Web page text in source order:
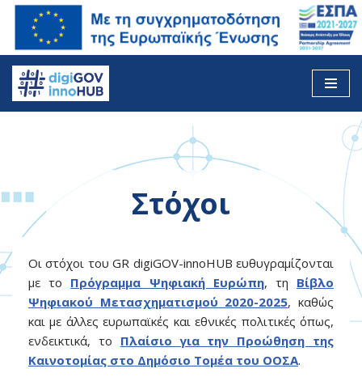
to
content
Στόχοι
Οι στόχοι του GR digiGOV-innoHUB ευθυγραμίζονται
με το Πρόγραμμα Ψηφιακή Ευρώπη, τη Βίβλο
Ψηφιακού Μετασχηματισμού 2020-2025, καθώς
και με άλλες ευρωπαϊκές και εθνικές πολιτικές όπως,
ενδεικτικά, το Πλαίσιο για την Προώθηση της
Καινοτομίας στο Δημόσιο Τομέα του ΟΟΣΑ.